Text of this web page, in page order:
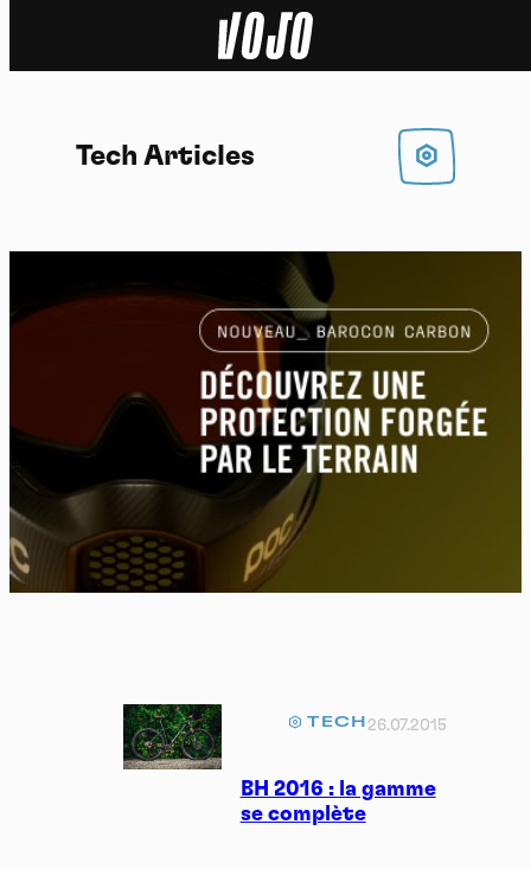
Actu
Tech
Dossier
Vidéos
Podcasts
Tech Articles
BH 2016 : la gamme
se complète
TECH 26.07.2015